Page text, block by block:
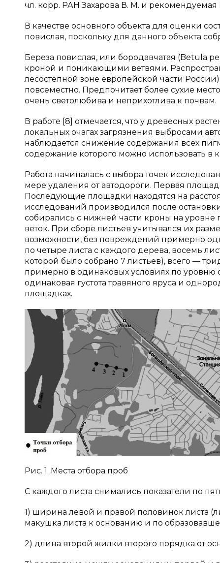
чл. корр. РАН Захарова В. М. и
В качестве основного объекта для оценки
повислая, поскольку для данного объекта
Береза повислая, или бородавчатая (Betula
кроной и поникающими ветвями.
лесостепной зоне европейской части
повсеместно. Предпочитает более сухие
очень светолюбива и неприхотлива к почвам.
В работе [8] отмечается, что у древесных
локальных очагах загрязнения выбросами
наблюдается снижение содержания всех
содержание которого можно использовать в
Работа начиналась с выбора точек
мере удаления от автодороги. Первая
Последующие площадки находятся на
исследований производился после
собирались с нижней части кроны на уровне
веток. При сборе листьев учитывался их
возможности, без повреждений примерно
по четыре листа с каждого дерева, восемь
которой было собрано 7 листьев), всего —
примерно в одинаковых условиях по уровню
одинаковая густота травяного яруса и
площадках.
Рис. 1. Места отбора проб
С каждого листа снимались показатели по
1) ширина левой и правой половинок листа
макушка листа к основанию и по
2) длина второй жилки второго порядка от